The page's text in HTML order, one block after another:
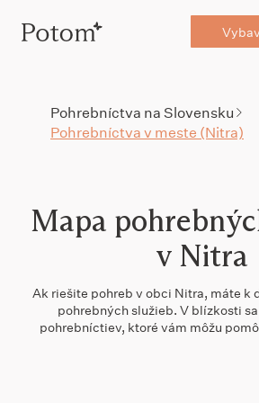
Pohrebníctva na Slovensku
Pohrebníctva v meste (Nitra)
Mapa
v Nitra
Ak riešite pohreb v obci Nitra, máte k
pohrebných služieb. V blízkosti
pohrebníctiev, ktoré vám môžu